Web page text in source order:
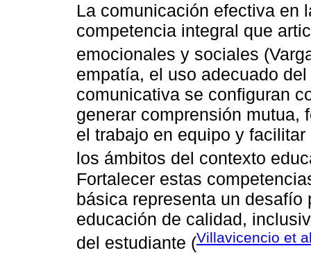
La comunicación efectiva en
competencia integral que
emocionales y sociales
empatía, el uso adecuado
comunicativa se configuran
generar comprensión mutua,
el trabajo en equipo y
los ámbitos del contexto
Fortalecer estas
básica representa un
educación de calidad,
del estudiante (Villavicencio et